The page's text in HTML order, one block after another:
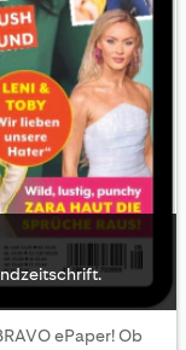
ePaper! Ob